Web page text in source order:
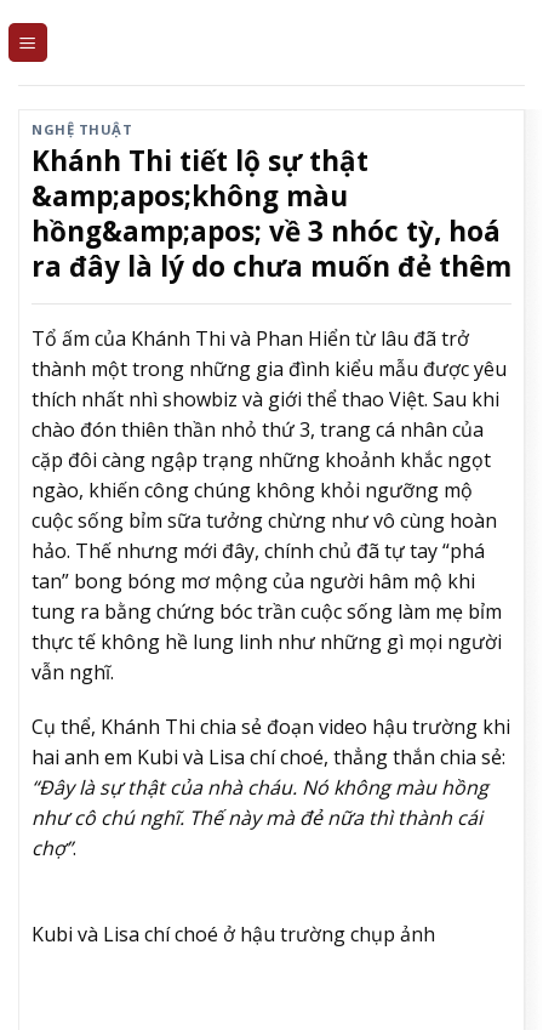
NGHỆ THUẬT
Khánh Thi tiết lộ sự thật
&amp;apos;không màu
hồng&amp;apos; về 3 nhóc tỳ, hoá
ra đây là lý do chưa muốn đẻ thêm
Tổ ấm của Khánh Thi và Phan Hiển từ lâu đã trở
thành một trong những gia đình kiểu mẫu được yêu
thích nhất nhì showbiz và giới thể thao Việt. Sau khi
chào đón thiên thần nhỏ thứ 3, trang cá nhân của
cặp đôi càng ngập trạng những khoảnh khắc ngọt
ngào, khiến công chúng không khỏi ngưỡng mộ
cuộc sống bỉm sữa tưởng chừng như vô cùng hoàn
hảo. Thế nhưng mới đây, chính chủ đã tự tay “phá
tan” bong bóng mơ mộng của người hâm mộ khi
tung ra bằng chứng bóc trần cuộc sống làm mẹ bỉm
thực tế không hề lung linh như những gì mọi người
vẫn nghĩ.
Cụ thể, Khánh Thi chia sẻ đoạn video hậu trường khi
hai anh em Kubi và Lisa chí choé, thẳng thắn chia sẻ:
“Đây là sự thật của nhà cháu. Nó không màu hồng
như cô chú nghĩ. Thế này mà đẻ nữa thì thành cái
chợ”.
Kubi và Lisa chí choé ở hậu trường chụp ảnh